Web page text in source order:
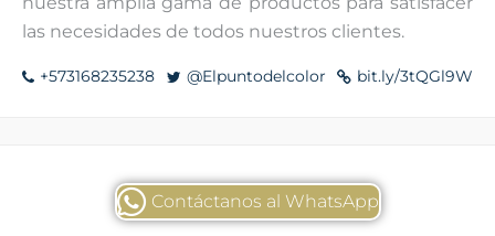
las necesidades de todos nuestros clientes.
+573168235238 @Elpuntodelcolor bit.ly/3tQGl9W
Contáctanos al WhatsApp